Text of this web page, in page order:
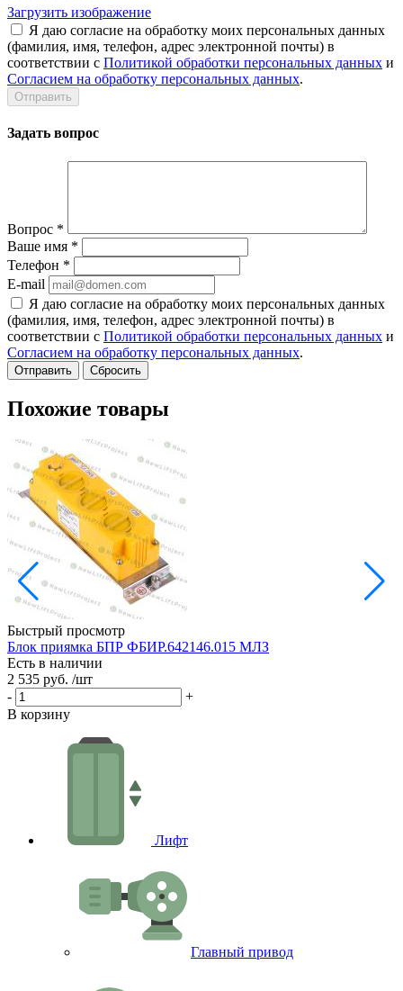
Загрузить изображение
Я даю согласие на обработку моих персональных данных
(фамилия, имя, телефон, адрес электронной почты) в
соответствии с Политикой обработки персональных данных и
Согласием на обработку персональных данных.
Задать вопрос
Вопрос *
Ваше имя *
Телефон *
E-mail
Я даю согласие на обработку моих персональных данных
(фамилия, имя, телефон, адрес электронной почты) в
соответствии с Политикой обработки персональных данных и
Согласием на обработку персональных данных.
Сбросить
Похожие товары
Быстрый просмотр
Блок приямка БПР ФБИР.642146.015 МЛЗ
Есть в наличии
2 535 руб. /шт
-
+
В корзину
Лифт
Главный привод